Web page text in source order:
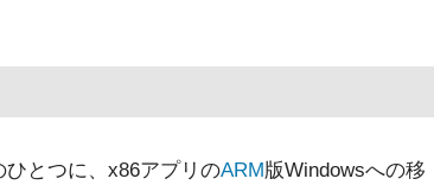
とつに、x86アプリのARM版Windowsへの移